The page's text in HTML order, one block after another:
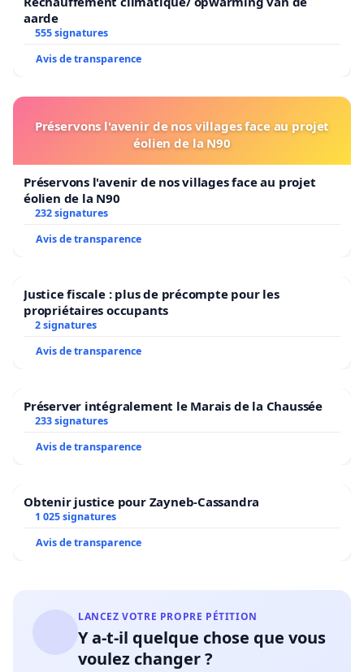
aarde
555 signatures
Avis de transparence
Préservons l'avenir de nos villages face au projet
éolien de la N90
Préservons l'avenir de nos villages face au projet
éolien de la N90
232 signatures
Avis de transparence
Justice fiscale : plus de précompte pour les
propriétaires occupants
2 signatures
Avis de transparence
Préserver intégralement le Marais de la Chaussée
233 signatures
Avis de transparence
Obtenir justice pour Zayneb-Cassandra
1 025 signatures
Avis de transparence
LANCEZ VOTRE PROPRE PÉTITION
Y a-t-il quelque chose que vous
voulez changer ?